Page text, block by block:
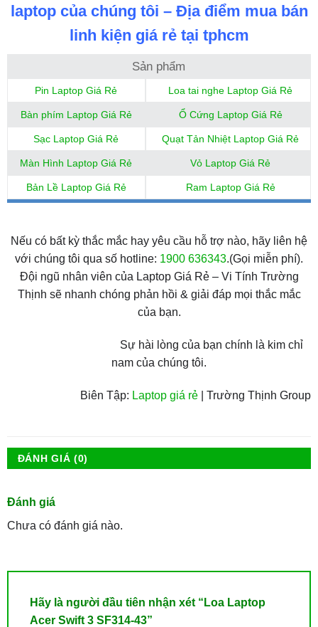
laptop của chúng tôi – Địa điểm mua bán
linh kiện giá rẻ tại tphcm
Sản phẩm
Pin Laptop Giá Rẻ Loa tai nghe Laptop Giá Rẻ
Bàn phím Laptop Giá Rẻ Ổ Cứng Laptop Giá Rẻ
Sạc Laptop Giá Rẻ Quạt Tản Nhiệt Laptop Giá Rẻ
Màn Hình Laptop Giá Rẻ Vỏ Laptop Giá Rẻ
Bản Lề Laptop Giá Rẻ Ram Laptop Giá Rẻ
Nếu có bất kỳ thắc mắc hay yêu cầu hỗ trợ nào, hãy liên hệ
với chúng tôi qua số hotline: 1900 636343.(Gọi miễn phí).
Đội ngũ nhân viên của Laptop Giá Rẻ – Vi Tính Trường
Thịnh sẽ nhanh chóng phản hồi & giải đáp mọi thắc mắc
của bạn.
Sự hài lòng của bạn chính là kim chỉ
nam của chúng tôi.
Biên Tập: Laptop giá rẻ | Trường Thịnh Group
ĐÁNH GIÁ (0)
Đánh giá
Chưa có đánh giá nào.
Hãy là người đầu tiên nhận xét “Loa Laptop
Acer Swift 3 SF314-43”